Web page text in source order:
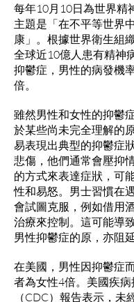
每年10月10日為世界精
主題是「在不平等世界
康」。根據世界衛生組
全球近10億人患有精神
抑鬱症，男性的病發機
倍。
雖然男性和女性的抑鬱
於某些尚未完全理解的
易表現出典型的抑鬱症
悲傷，他們通常會壓抑
的方式來表達症狀，可
性和易怒。男士習慣在
會試圖克服，例如借用
治療來控制。這可能導
男性抑鬱症的原，亦阻
在美國，男性因抑鬱症
者為女性4倍。美國疾
（CDC）報告表示，未